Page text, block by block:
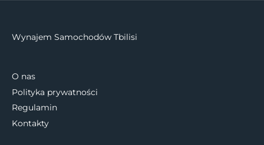
Wynajem Samochodów Tbilisi
O nas
Polityka prywatności
Regulamin
Kontakty